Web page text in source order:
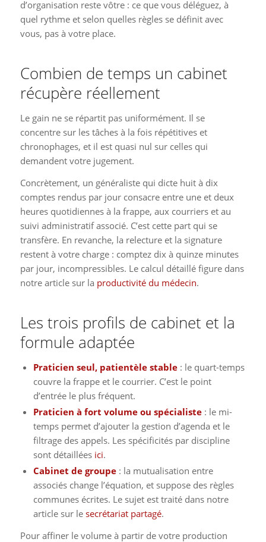
d’organisation reste vôtre : ce que vous déléguez, à
quel rythme et selon quelles règles se définit avec
vous, pas à votre place.
Combien de temps un cabinet
récupère réellement
Le gain ne se répartit pas uniformément. Il se
concentre sur les tâches à la fois répétitives et
chronophages, et il est quasi nul sur celles qui
demandent votre jugement.
Concrètement, un généraliste qui dicte huit à dix
comptes rendus par jour consacre entre une et deux
heures quotidiennes à la frappe, aux courriers et au
suivi administratif associé. C’est cette part qui se
transfère. En revanche, la relecture et la signature
restent à votre charge : comptez dix à quinze minutes
par jour, incompressibles. Le calcul détaillé figure dans
notre article sur la productivité du médecin.
Les trois profils de cabinet et la
formule adaptée
Praticien seul, patientèle stable: le quart-temps
couvre la frappe et le courrier. C’est le point
d’entrée le plus fréquent.
Praticien à fort volume ou spécialiste: le mi-
temps permet d’ajouter la gestion d’agenda et le
filtrage des appels. Les spécificités par discipline
sont détaillées ici.
Cabinet de groupe: la mutualisation entre
associés change l’équation, et suppose des règles
communes écrites. Le sujet est traité dans notre
article sur le secrétariat partagé.
Pour affiner le volume à partir de votre production